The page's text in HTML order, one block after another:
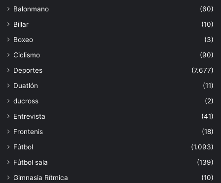
Balonmano
(60)
Billar
(10)
Boxeo
(3)
Ciclismo
(90)
Deportes
(7.677)
Duatlón
(11)
ducross
(2)
Entrevista
(41)
Frontenis
(18)
Fútbol
(1.093)
Fútbol sala
(139)
Gimnasia Rítmica
(10)